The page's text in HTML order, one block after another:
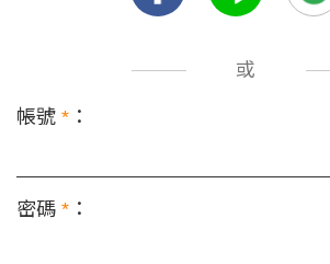
或
帳號 * ：
密碼 * ：